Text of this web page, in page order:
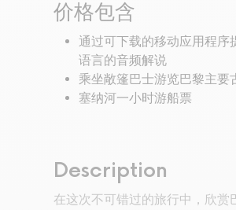
价格包含
通过可下载的移动应用程序
语言的音频解说
乘坐敞篷巴士游览巴黎主要
塞纳河一小时游船票
Description
在这次不可错过的旅行中，欣赏